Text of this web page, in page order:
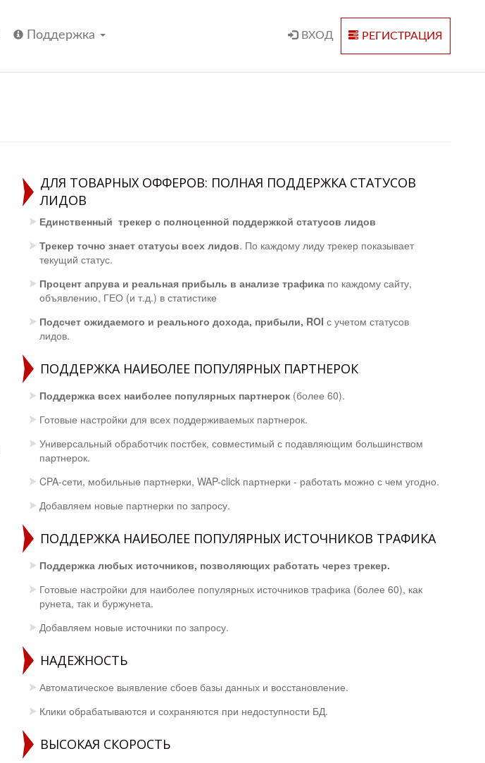
Поддержка ВХОД РЕГИСТРАЦИЯ
ДЛЯ ТОВАРНЫХ ОФФЕРОВ: ПОЛНАЯ ПОДДЕРЖКА СТАТУСОВ
ЛИДОВ
Единственный трекер с полноценной поддержкой статусов лидов
Трекер точно знает статусы всех лидов. По каждому лиду трекер показывает
текущий статус.
Процент апрува и реальная прибыль в анализе трафикапо каждому сайту,
объявлению, ГЕО (и т.д.) в статистике
Подсчет ожидаемого и реального дохода, прибыли, ROI с учетом статусов
лидов.
ПОДДЕРЖКА НАИБОЛЕЕ ПОПУЛЯРНЫХ ПАРТНЕРОК
Поддержка всех наиболее популярных партнерок(более 60).
Готовые настройки для всех поддерживаемых партнерок.
Универсальный обработчик постбек, совместимый с подавляющим большинством
партнерок.
CPA-сети, мобильные партнерки, WAP-click партнерки - работать можно с чем угодно.
Добавляем новые партнерки по запросу.
ПОДДЕРЖКА НАИБОЛЕЕ ПОПУЛЯРНЫХ ИСТОЧНИКОВ ТРАФИКА
Поддержка любых источников, позволяющих работать через трекер.
Готовые настройки для наиболее популярных источников трафика (более 60), как
рунета, так и буржунета.
Добавляем новые источники по запросу.
НАДЕЖНОСТЬ
Автоматическое выявление сбоев базы данных и восстановление.
Клики обрабатываются и сохраняются при недоступности БД.
ВЫСОКАЯ СКОРОСТЬ